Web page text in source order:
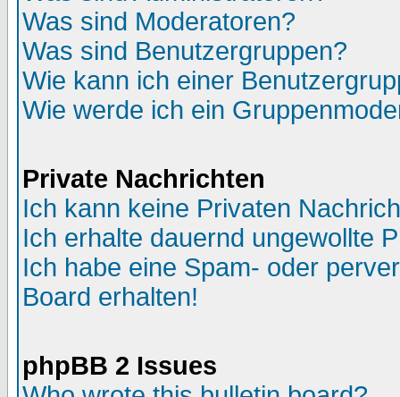
Was sind Moderatoren?
Was sind Benutzergruppen?
Wie kann ich einer
Wie werde ich ein
Private Nachrichten
Ich kann keine Privaten
Ich erhalte dauernd ungewollte
Ich habe eine Spam- oder
Board erhalten!
phpBB 2 Issues